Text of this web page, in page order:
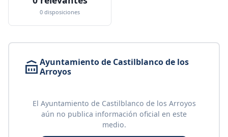
0 disposiciones
Ayuntamiento de Castilblanco de los
Arroyos
El Ayuntamiento de Castilblanco de los Arroyos
aún no publica información oficial en este
medio.